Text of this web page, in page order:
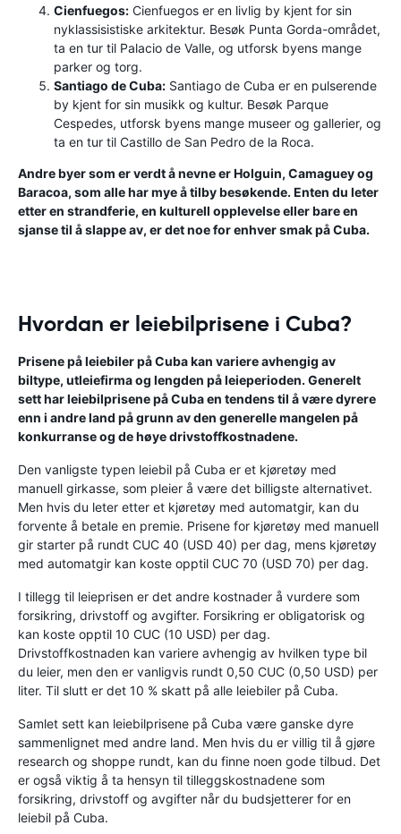
Cienfuegos: Cienfuegos er en livlig by kjent for sin
nyklassisistiske arkitektur. Besøk Punta Gorda-området,
ta en tur til Palacio de Valle, og utforsk byens mange
parker og torg.
Santiago de Cuba: Santiago de Cuba er en pulserende
by kjent for sin musikk og kultur. Besøk Parque
Cespedes, utforsk byens mange museer og gallerier, og
ta en tur til Castillo de San Pedro de la Roca.
Andre byer som er verdt å nevne er Holguin, Camaguey og
Baracoa, som alle har mye å tilby besøkende. Enten du leter
etter en strandferie, en kulturell opplevelse eller bare en
sjanse til å slappe av, er det noe for enhver smak på Cuba.
Hvordan er leiebilprisene i Cuba?
Prisene på leiebiler på Cuba kan variere avhengig av
biltype, utleiefirma og lengden på leieperioden. Generelt
sett har leiebilprisene på Cuba en tendens til å være dyrere
enn i andre land på grunn av den generelle mangelen på
konkurranse og de høye drivstoffkostnadene.
Den vanligste typen leiebil på Cuba er et kjøretøy med
manuell girkasse, som pleier å være det billigste alternativet.
Men hvis du leter etter et kjøretøy med automatgir, kan du
forvente å betale en premie. Prisene for kjøretøy med manuell
gir starter på rundt CUC 40 (USD 40) per dag, mens kjøretøy
med automatgir kan koste opptil CUC 70 (USD 70) per dag.
I tillegg til leieprisen er det andre kostnader å vurdere som
forsikring, drivstoff og avgifter. Forsikring er obligatorisk og
kan koste opptil 10 CUC (10 USD) per dag.
Drivstoffkostnaden kan variere avhengig av hvilken type bil
du leier, men den er vanligvis rundt 0,50 CUC (0,50 USD) per
liter. Til slutt er det 10 % skatt på alle leiebiler på Cuba.
Samlet sett kan leiebilprisene på Cuba være ganske dyre
sammenlignet med andre land. Men hvis du er villig til å gjøre
research og shoppe rundt, kan du finne noen gode tilbud. Det
er også viktig å ta hensyn til tilleggskostnadene som
forsikring, drivstoff og avgifter når du budsjetterer for en
leiebil på Cuba.